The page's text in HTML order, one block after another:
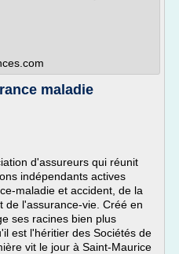
maladie
d'assureurs qui réunit
indépendants actives
maladie et accident, de la
de l'assurance-vie. Créé en
ses racines bien plus
est l'héritier des Sociétés de
vit le jour à Saint-Maurice